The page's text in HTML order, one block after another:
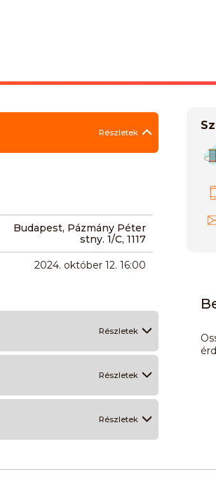
Részletek
Budapest, Pázmány Péter
stny. 1/C, 1117
2024. október 12. 16:00
Részletek
Részletek
Részletek